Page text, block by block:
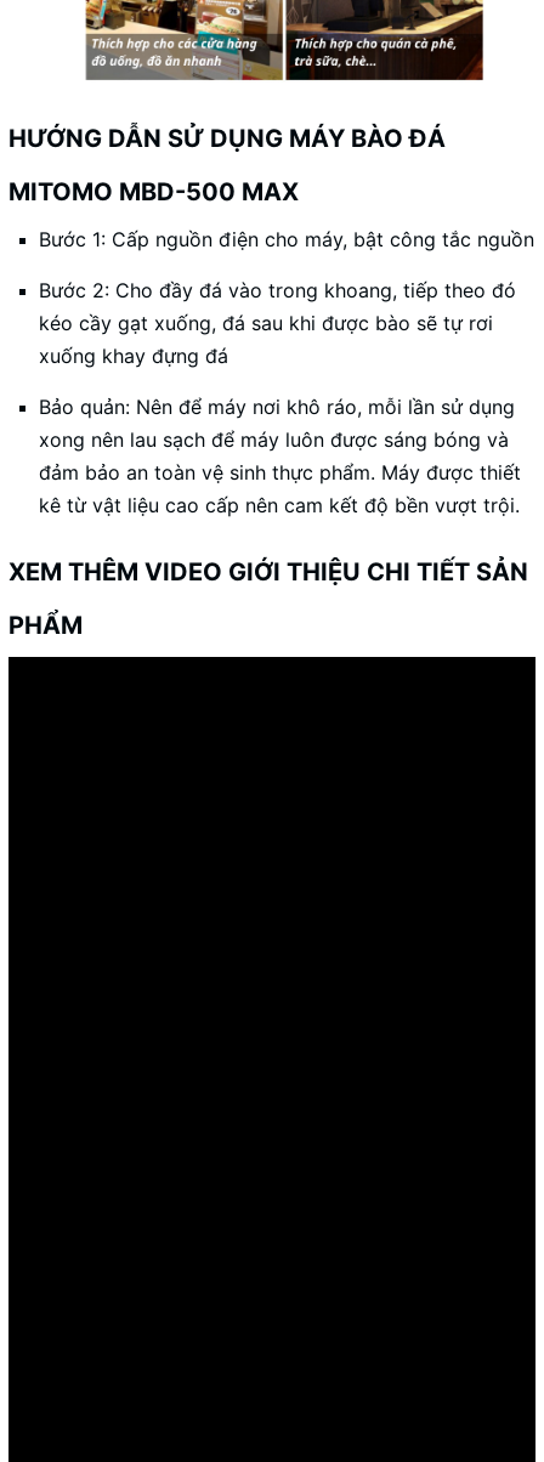
HƯỚNG DẪN SỬ DỤNG MÁY BÀO ĐÁ
MITOMO MBD-500 MAX
Bước 1: Cấp nguồn điện cho máy, bật công tắc nguồn
Bước 2: Cho đầy đá vào trong khoang, tiếp theo đó
kéo cầy gạt xuống, đá sau khi được bào sẽ tự rơi
xuống khay đựng đá
Bảo quản: Nên để máy nơi khô ráo, mỗi lần sử dụng
xong nên lau sạch để máy luôn được sáng bóng và
đảm bảo an toàn vệ sinh thực phẩm. Máy được thiết
kê từ vật liệu cao cấp nên cam kết độ bền vượt trội.
XEM THÊM VIDEO GIỚI THIỆU CHI TIẾT SẢN
PHẨM